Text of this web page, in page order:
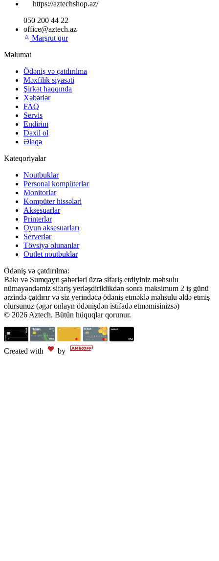
https://aztechshop.az/
050 200 44 22
office@aztech.az
Marşrut qur
Məlumat
Ödəniş və çatdırılma
Məxfilik siyasəti
Şirkət haqqında
Xəbərlər
FAQ
Servis
Endirim
Daxil ol
Əlaqə
Kateqoriyalar
Noutbuklar
Personal kompüterlər
Monitorlar
Kompüter hissələri
Aksesuarlar
Printerlər
Oyun aksesuarları
Serverlər
Tövsiyə olunanlar
Outlet noutbuklar
Ödəniş və çatdırılma:
Bakı və Sumqayıt şəhərləri üzrə sifariş etdiyiniz məhsulu
nümayəndəmiz sifariş yerləşdirildikdən sonra maksimum 2 iş günü
ərzində çatdırır və siz yerindəcə ödəniş etməklə məhsulu əldə etmiş
olursunuz (əgər onlayn ödənişdən istifadə etməmisinizsə)
© 2026 Aztech. Bütün hüquqlar qorunur.
Created with by